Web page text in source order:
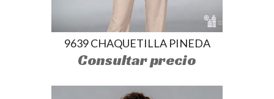
9639 CHAQUETILLA PINEDA
Consultar precio